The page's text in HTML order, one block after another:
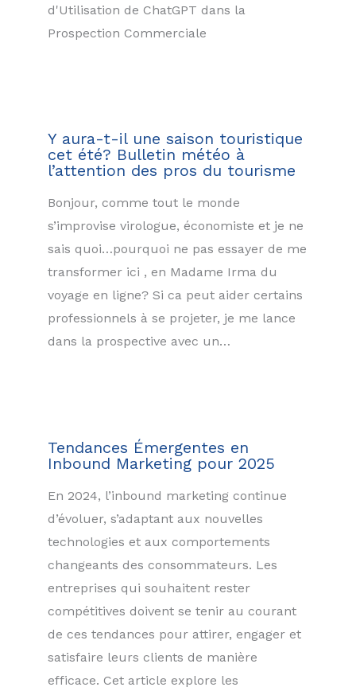
d'Utilisation de ChatGPT dans la
Prospection Commerciale
Y aura-t-il une saison touristique
cet été? Bulletin météo à
l’attention des pros du tourisme
Bonjour, comme tout le monde
s’improvise virologue, économiste et je ne
sais quoi…pourquoi ne pas essayer de me
transformer ici , en Madame Irma du
voyage en ligne? Si ca peut aider certains
professionnels à se projeter, je me lance
dans la prospective avec un…
Tendances Émergentes en
Inbound Marketing pour 2025
En 2024, l’inbound marketing continue
d’évoluer, s’adaptant aux nouvelles
technologies et aux comportements
changeants des consommateurs. Les
entreprises qui souhaitent rester
compétitives doivent se tenir au courant
de ces tendances pour attirer, engager et
satisfaire leurs clients de manière
efficace. Cet article explore les